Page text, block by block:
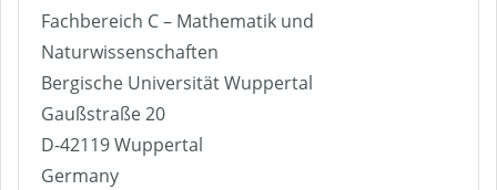
Fachbereich C – Mathematik und
Naturwissenschaften
Bergische Universität Wuppertal
Gaußstraße 20
D-42119 Wuppertal
Germany